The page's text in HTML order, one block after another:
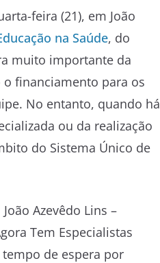
feira (21), em João
na Saúde, do
muito importante da
o financiamento para os
No entanto, quando há
ou da realização
do Sistema Único de
João Azevêdo Lins –
Tem Especialistas
de espera por